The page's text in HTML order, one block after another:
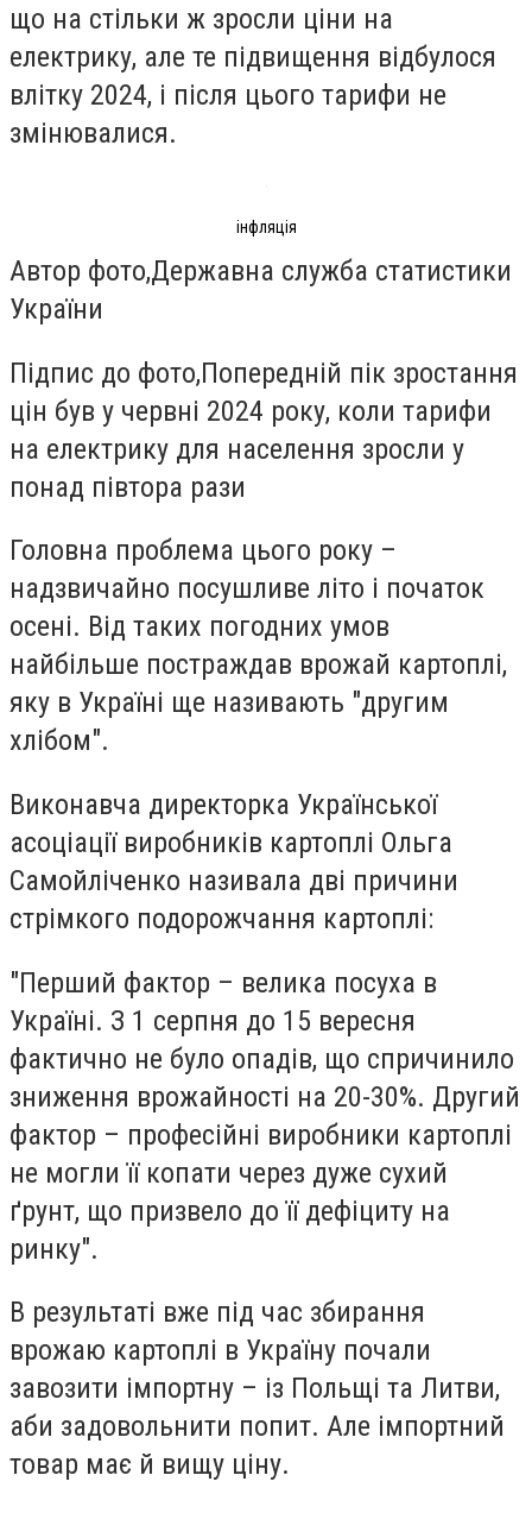
що на стільки ж зросли ціни на
електрику, але те підвищення відбулося
влітку 2024, і після цього тарифи не
змінювалися.
інфляція
Автор фото,Державна служба статистики
України
Підпис до фото,Попередній пік зростання
цін був у червні 2024 року, коли тарифи
на електрику для населення зросли у
понад півтора рази
Головна проблема цього року –
надзвичайно посушливе літо і початок
осені. Від таких погодних умов
найбільше постраждав врожай картоплі,
яку в Україні ще називають "другим
хлібом".
Виконавча директорка Української
асоціації виробників картоплі Ольга
Самойліченко називала дві причини
стрімкого подорожчання картоплі:
"Перший фактор – велика посуха в
Україні. З 1 серпня до 15 вересня
фактично не було опадів, що спричинило
зниження врожайності на 20-30%. Другий
фактор – професійні виробники картоплі
не могли її копати через дуже сухий
ґрунт, що призвело до її дефіциту на
ринку".
В результаті вже під час збирання
врожаю картоплі в Україну почали
завозити імпортну – із Польщі та Литви,
аби задовольнити попит. Але імпортний
товар має й вищу ціну.